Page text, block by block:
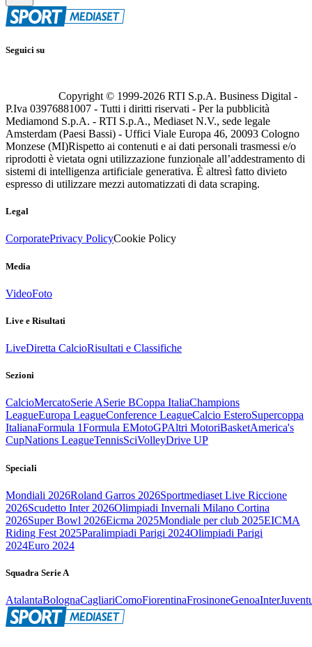
Seguici su
Copyright © 1999-2026 RTI S.p.A. Business Digital -
P.Iva 03976881007 - Tutti i diritti riservati - Per la pubblicità
Mediamond S.p.A. - RTI S.p.A., Mediaset N.V., sede legale
Amsterdam (Paesi Bassi) - Uffici Viale Europa 46, 20093 Cologno
Monzese (MI)Rispetto ai contenuti e ai dati personali trasmessi e/o
riprodotti è vietata ogni utilizzazione funzionale all’addestramento di
sistemi di intelligenza artificiale generativa. È altresì fatto divieto
espresso di utilizzare mezzi automatizzati di data scraping.
Legal
CorporatePrivacy PolicyCookie Policy
Media
VideoFoto
Live e Risultati
LiveDiretta CalcioRisultati e Classifiche
Sezioni
CalcioMercatoSerie ASerie BCoppa ItaliaChampions
LeagueEuropa LeagueConference LeagueCalcio EsteroSupercoppa
ItalianaFormula 1Formula EMotoGPAltri MotoriBasketAmerica's
CupNations LeagueTennisSciVolleyDrive UP
Speciali
Mondiali 2026Roland Garros 2026Sportmediaset Live Riccione
2026Scudetto Inter 2026Olimpiadi Invernali Milano Cortina
2026Super Bowl 2026Eicma 2025Mondiale per club 2025EICMA
Riding Fest 2025Paralimpiadi Parigi 2024Olimpiadi Parigi
2024Euro 2024
Squadra Serie A
AtalantaBolognaCagliariComoFiorentinaFrosinoneGenoaInter